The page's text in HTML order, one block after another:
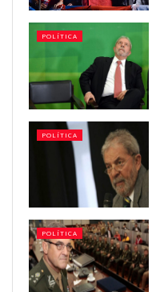
POLÍTICA
POLÍTICA
POLÍTICA